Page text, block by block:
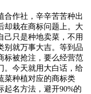
合作社，辛辛苦苦种出
却栽在商标问题上。大
己只是种地卖菜，不用
别就万事大吉。等到品
标被抢注，要么经营范
。今天就用大白话，给
菜种植对应的商标类
起名方法，避开90%的